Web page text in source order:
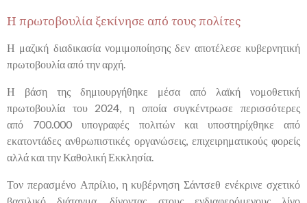
Η πρωτοβουλία ξεκίνησε από τους πολίτες
Η μαζική διαδικασία νομιμοποίησης δεν αποτέλεσε κυβερνητική
πρωτοβουλία από την αρχή.
Η βάση της δημιουργήθηκε μέσα από λαϊκή νομοθετική
πρωτοβουλία του 2024, η οποία συγκέντρωσε περισσότερες
από 700.000 υπογραφές πολιτών και υποστηρίχθηκε από
εκατοντάδες ανθρωπιστικές οργανώσεις, επιχειρηματικούς φορείς
αλλά και την Καθολική Εκκλησία.
Τον περασμένο Απρίλιο, η κυβέρνηση Σάντσεθ ενέκρινε σχετικό